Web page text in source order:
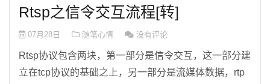
Rtsp之信令交互流程[转]
07月28日 随笔心情 没有评论
Rtsp协议包含两块，第一部分是信令交互，这一部分建
立在tcp协议的基础之上，另一部分是流媒体数据，rtp